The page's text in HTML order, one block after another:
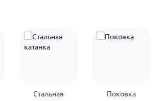
Стальная
Поковка